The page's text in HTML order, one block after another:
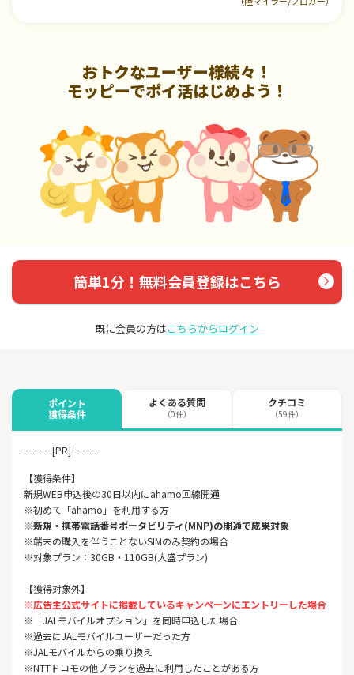
おトクなユーザー様続々！
モッピーでポイ活はじめよう！
簡単1分！無料会員登録はこちら
既に会員の方はこちらからログイン
ポイント
獲得条件
よくある質問
（0件）
クチコミ
（59件）
ｰｰｰｰｰｰ[PR]ｰｰｰｰｰｰ
【獲得条件】
新規WEB申込後の30日以内にahamo回線開通
※初めて「ahamo」を利用する方
※新規・携帯電話番号ポータビリティ(MNP)の開通で成果対象
※端末の購入を伴うことないSIMのみ契約の場合
※対象プラン：30GB・110GB(大盛プラン)
【獲得対象外】
※広告主公式サイトに掲載しているキャンペーンにエントリーした場合
※「JALモバイルオプション」を同時申込した場合
※過去にJALモバイルユーザーだった方
※JALモバイルからの乗り換え
※NTTドコモの他プランを過去に利用したことがある方